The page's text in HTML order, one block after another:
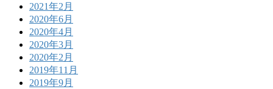
2021年2月
2020年6月
2020年4月
2020年3月
2020年2月
2019年11月
2019年9月